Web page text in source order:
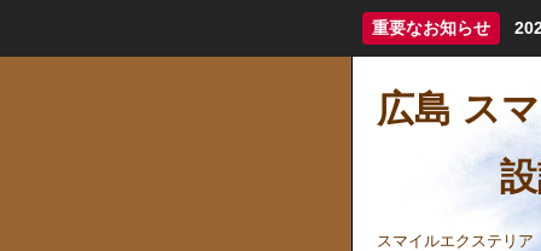
重要なお知らせ
広島 ス
設計
スマイルエクステリ